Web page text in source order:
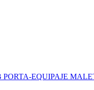
EQUIPAJE